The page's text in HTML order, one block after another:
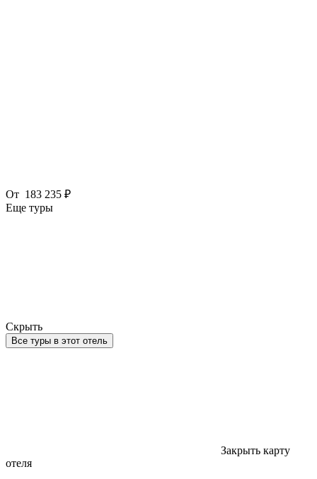
От 183 235 ₽
Еще туры
Скрыть
Все туры в этот отель
Закрыть карту
отеля